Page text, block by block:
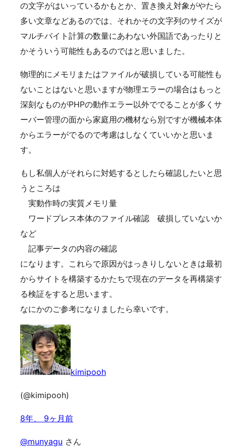
の文字がはいっているかもとか、置き換え対象がやたら
多い文章などあるのでは、それかその文字列のサイズが
マルチバイト計算の数量にあわない外国語であったりと
かそういう可能性もあるのではと思いました。
物理的にメモリまたはファイルが破損している可能性も
ないことはないと思いますが物理エラーの場合はもっと
深刻なものがPHPの動作エラー以外ででることが多くサ
ーバー管理の面から家庭用の機材なら別ですが機械本体
からエラーがでるので考慮はしなくていいかと思いま
す。
もし私個人がそれらに対処するとしたら確認したいと思
うところは
実動作時の実質メモリ量
ワードプレス本体のファイル確認 破損していないか
など
記事データの内容の確認
になります。これらで原因がはっきりしないときは最初
からサイトを構築するかたちで現在のデータを再構築す
る検証をすると思います。
なにかのご参考になりましたら幸いです。
kimipooh
(@kimipooh)
8年、 9ヶ月前
@munyagu さん